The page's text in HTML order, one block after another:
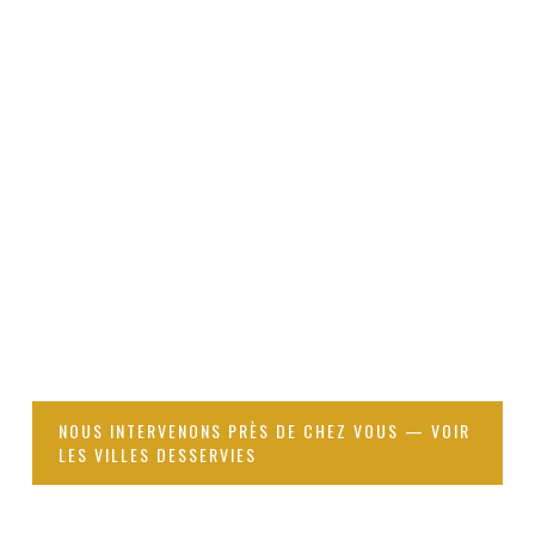
NOUS INTERVENONS PRÈS DE CHEZ VOUS — VOIR
LES VILLES DESSERVIES